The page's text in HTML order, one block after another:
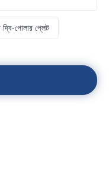
দ্বি-পোলার প্লেট